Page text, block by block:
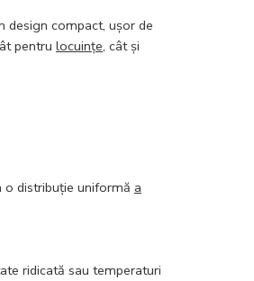
design compact, ușor de
pentru locuințe, cât și
o distribuție uniformă a
ridicată sau temperaturi